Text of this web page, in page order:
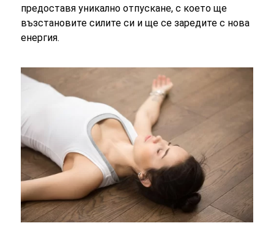
предоставя уникално отпускане, с което ще
възстановите силите си и ще се заредите с нова
енергия.